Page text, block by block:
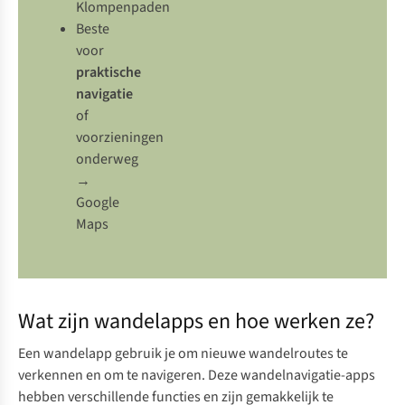
Klompenpaden
Beste
voor
praktische
navigatie
of
voorzieningen
onderweg
→
Google
Maps
Wat zijn wandelapps en hoe werken ze?
Een wandelapp gebruik je om nieuwe wandelroutes te
verkennen en om te navigeren. Deze wandelnavigatie-apps
hebben verschillende functies en zijn gemakkelijk te